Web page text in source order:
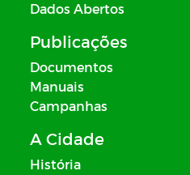
Dados Abertos
Publicações
Documentos
Manuais
Campanhas
A Cidade
História